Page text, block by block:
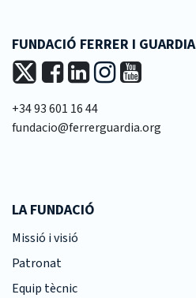
FUNDACIÓ FERRER I GUARDIA
+34 93 601 16 44
fundacio@ferrerguardia.org
LA FUNDACIÓ
Missió i visió
Patronat
Equip tècnic